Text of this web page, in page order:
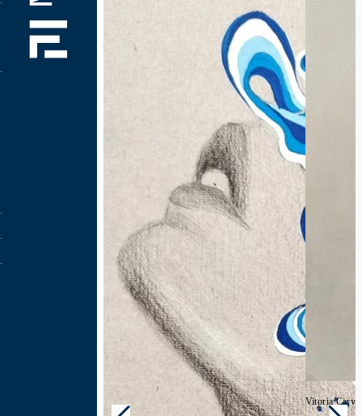
Vitoria